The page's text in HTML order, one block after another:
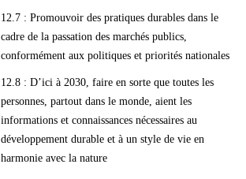
12.7 : Promouvoir des pratiques durables dans le
cadre de la passation des marchés publics,
conformément aux politiques et priorités nationales
12.8 : D’ici à 2030, faire en sorte que toutes les
personnes, partout dans le monde, aient les
informations et connaissances nécessaires au
développement durable et à un style de vie en
harmonie avec la nature